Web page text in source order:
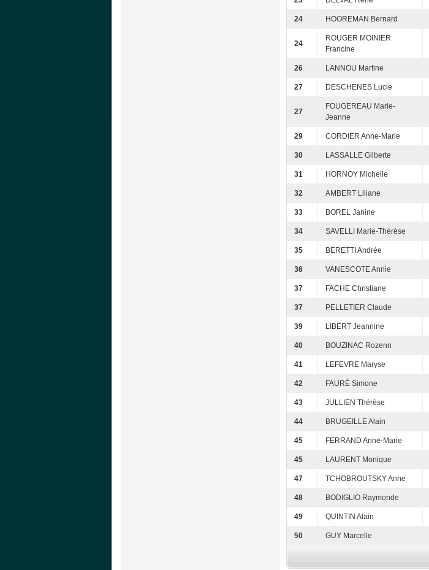
24 HOOREMAN Bernard
24
ROUGER MOINIER
Francine
26 LANNOU Martine
27 DESCHENES Lucie
27
FOUGEREAU Marie-
Jeanne
29 CORDIER Anne-Marie
30 LASSALLE Gilberte
31 HORNOY Michelle
32 AMBERT Liliane
33 BOREL Janine
34 SAVELLI Marie-Thérèse
35 BERETTI Andrée
36 VANESCOTE Annie
37 FACHE Christiane
37 PELLETIER Claude
39 LIBERT Jeannine
40 BOUZINAC Rozenn
41 LEFEVRE Maryse
42 FAURÉ Simone
43 JULLIEN Thérèse
44 BRUGEILLE Alain
45 FERRAND Anne-Marie
45 LAURENT Monique
47 TCHOBROUTSKY Anne
48 BODIGLIO Raymonde
49 QUINTIN Alain
50 GUY Marcelle